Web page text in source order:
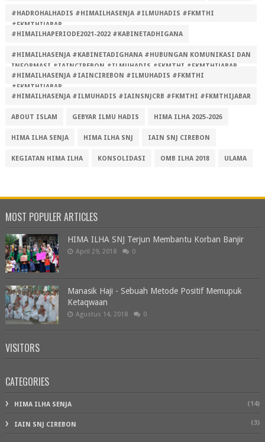
#HADROHALHADIS #HIMAILHASENJA #ILMUHADIS #FKMTHI
#FKMTHIJABAR
#HIMAILHAPERIODE2021-2022 #KABINETADHIGANA
#HIMAILHASENJA #KABINETADIGHANA #HUBUNGAN KOMUNIKASI DAN
INFORMASI #IAINCIREBON #ILMUHADIS #FKMTHI #FKMTHIJABAR
#HIMAILHASENJA #IAINCIREBON #ILMUHADIS #FKMTHI
#FKMTHIJABAR
#HIMAILHASENJA #ILMUHADIS #IAINSNJCRB #FKMTHI #FKMTHIJABAR
ABOUT ISLAM GEBYAR ILMU HADIS HIMA ILHA 2025-2026
HIMA ILHA SENJA HIMA ILHA SNJ IAIN SNJ CIREBON
KEGIATAN HIMA ILHA KONSOLIDASI OMB ILHA 2018 ULAMA
MOST POPULER ARTICLES
HIMA ILHA SNJ Terjun Membantu Korban Banjir
April 29, 2018 0
Manasik Haji - Sebuah Metode Positif Memupuk
Ketaqwaan
Agustus 14, 2018 0
VISITORS
CATEGORIES
HIMA ILHA SENJA (14)
IAIN SNJ CIREBON (3)